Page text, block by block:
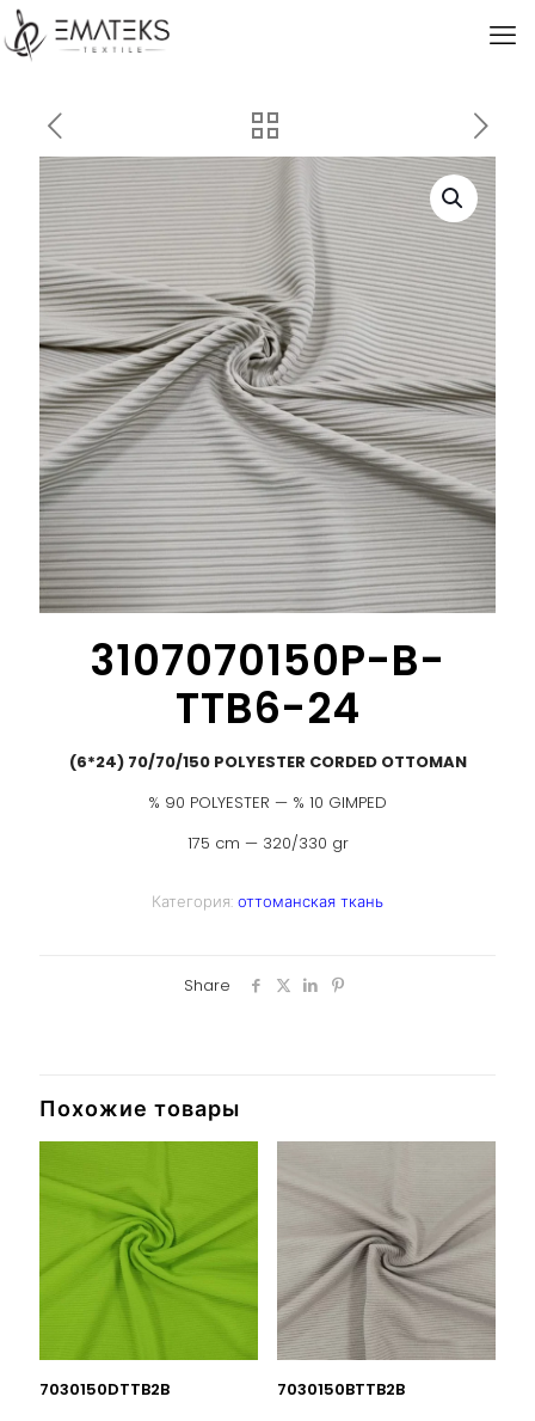
3107070150P-B-
TTB6-24
(6*24) 70/70/150 POLYESTER CORDED OTTOMAN
% 90 POLYESTER — % 10 GIMPED
175 cm — 320/330 gr
Категория: оттоманская ткань
Share
Похожие товары
7030150DTTB2B 7030150BTTB2B